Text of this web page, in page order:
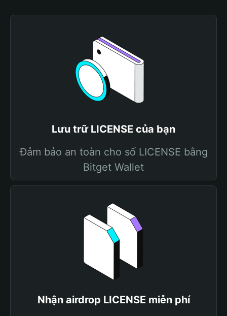
Lưu trữ LICENSE của bạn
Đảm bảo an toàn cho số LICENSE bằng
Bitget Wallet
Nhận airdrop LICENSE miễn phí